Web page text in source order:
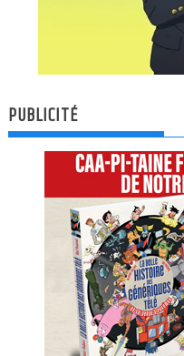
PUBLICITÉ